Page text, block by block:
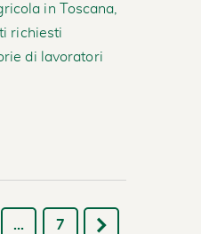
in Toscana,
richiesti
di lavoratori
… 7